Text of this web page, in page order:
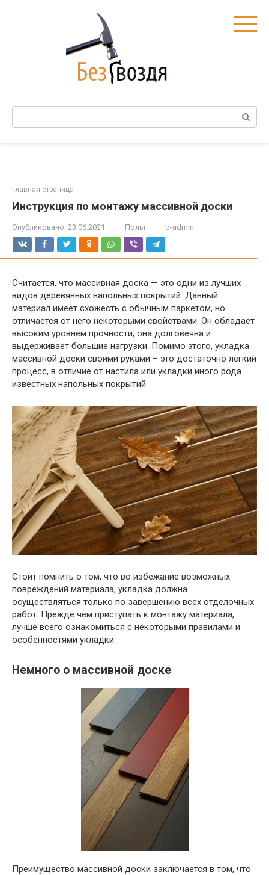
Поиск:
Главная страница
Инструкция по монтажу массивной доски
Опубликовано: 23.06.2021 Полы b-admin
Считается, что массивная доска — это одни из лучших
видов деревянных напольных покрытий. Данный
материал имеет схожесть с обычным паркетом, но
отличается от него некоторыми свойствами. Он обладает
высоким уровнем прочности, она долговечна и
выдерживает большие нагрузки. Помимо этого, укладка
массивной доски своими руками – это достаточно легкий
процесс, в отличие от настила или укладки иного рода
известных напольных покрытий.
Стоит помнить о том, что во избежание возможных
повреждений материала, укладка должна
осуществляться только по завершению всех отделочных
работ. Прежде чем приступать к монтажу материала,
лучше всего ознакомиться с некоторыми правилами и
особенностями укладки.
Немного о массивной доске
Преимущество массивной доски заключается в том, что